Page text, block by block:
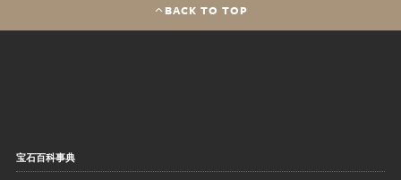
BACK TO TOP
宝石百科事典